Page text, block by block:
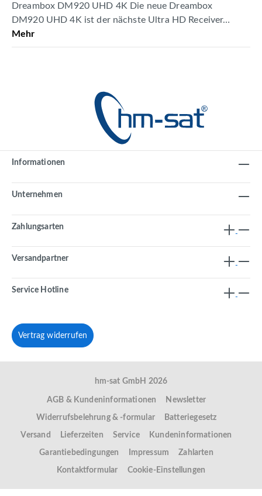
Dreambox DM920 UHD 4K Die neue Dreambox
DM920 UHD 4K ist der nächste Ultra HD Receiver…
Mehr
Informationen
Unternehmen
Zahlungsarten
Versandpartner
Service Hotline
Vertrag widerrufen
hm-sat GmbH 2026
AGB & Kundeninformationen Newsletter
Widerrufsbelehrung & -formular Batteriegesetz
Versand Lieferzeiten Service Kundeninformationen
Garantiebedingungen Impressum Zahlarten
Kontaktformular Cookie-Einstellungen